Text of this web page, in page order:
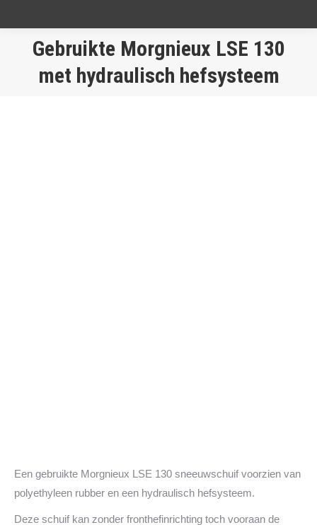
Gebruikte Morgnieux LSE 130
met hydraulisch hefsysteem
Je bent hier:
Een gebruikte Morgnieux LSE 130 sneeuwschuif voorzien van
polyethyleen rubber en een hydraulisch hefsysteem.
Deze schuif kan zonder fronthefinrichting toch vooraan de